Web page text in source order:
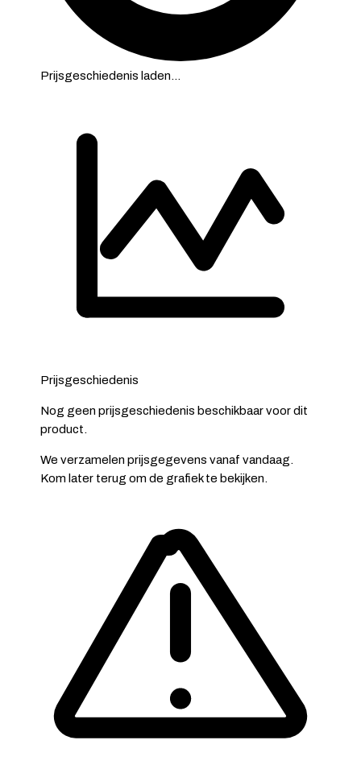
Prijsgeschiedenis laden…
Prijsgeschiedenis
Nog geen prijsgeschiedenis beschikbaar voor dit
product.
We verzamelen prijsgegevens vanaf vandaag.
Kom later terug om de grafiek te bekijken.